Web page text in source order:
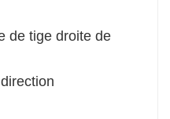
de tige droite de